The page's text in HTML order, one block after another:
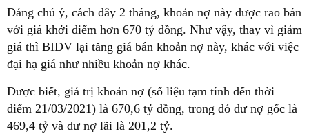
Đáng chú ý, cách đây 2 tháng, khoản nợ này được rao bán
với giá khởi điểm hơn 670 tỷ đồng. Như vậy, thay vì giảm
giá thì BIDV lại tăng giá bán khoản nợ này, khác với việc
đại hạ giá như nhiều khoản nợ khác.
Được biết, giá trị khoản nợ (số liệu tạm tính đến thời
điểm 21/03/2021) là 670,6 tỷ đồng, trong đó dư nợ gốc là
469,4 tỷ và dư nợ lãi là 201,2 tỷ.